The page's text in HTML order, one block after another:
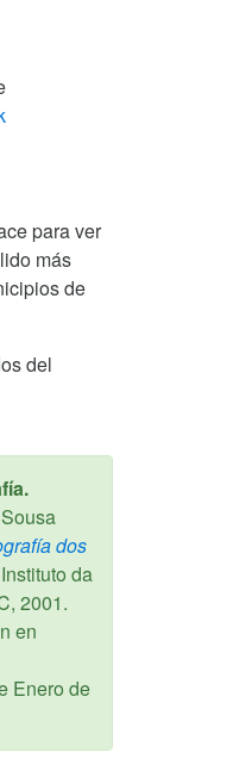
para ver
más
de
del
dos
Instituto da
2001.
en
Enero de